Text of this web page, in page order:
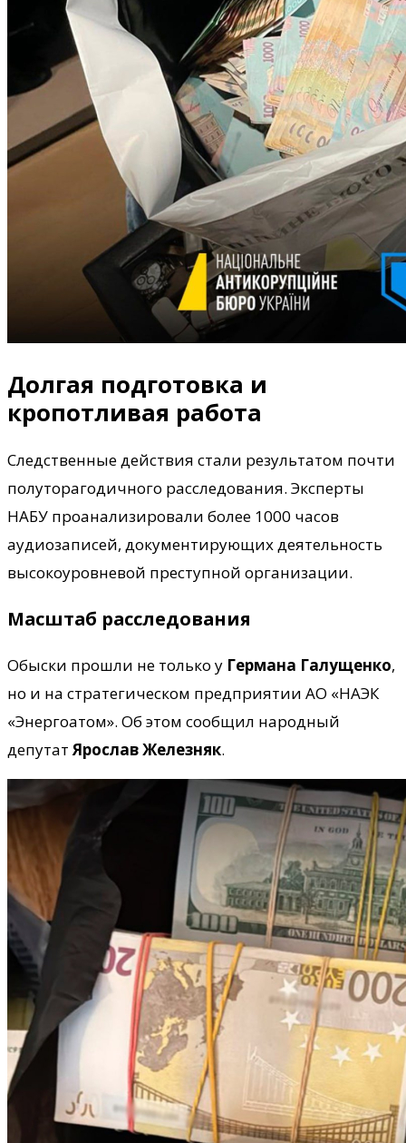
Долгая подготовка и
кропотливая работа
Следственные действия стали результатом почти
полуторагодичного расследования. Эксперты
НАБУ проанализировали более 1000 часов
аудиозаписей, документирующих деятельность
высокоуровневой преступной организации.
Масштаб расследования
Обыски прошли не только у Германа Галущенко,
но и на стратегическом предприятии АО «НАЭК
«Энергоатом». Об этом сообщил народный
депутат Ярослав Железняк.